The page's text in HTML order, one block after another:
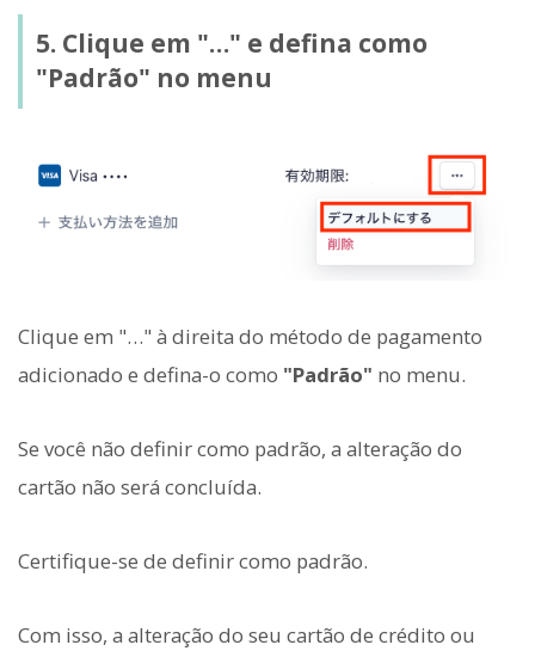
5. Clique em "…" e defina como
"Padrão" no menu
Clique em "…" à direita do método de pagamento
adicionado e defina-o como "Padrão" no menu.
Se você não definir como padrão, a alteração do
cartão não será concluída.
Certifique-se de definir como padrão.
Com isso, a alteração do seu cartão de crédito ou